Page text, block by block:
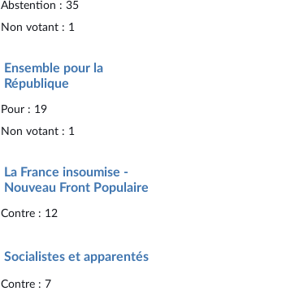
Abstention : 35
Non votant : 1
Ensemble pour la
République
Pour : 19
Non votant : 1
La France insoumise -
Nouveau Front Populaire
Contre : 12
Socialistes et apparentés
Contre : 7